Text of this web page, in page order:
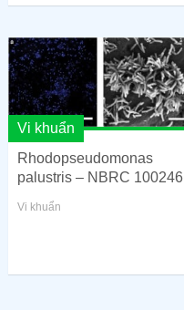
Vi khuẩn
Rhodopseudomonas
palustris – NBRC 100246
Vi khuẩn